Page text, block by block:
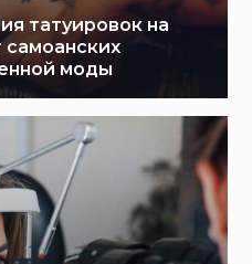
татуировок на
самоанских
моды